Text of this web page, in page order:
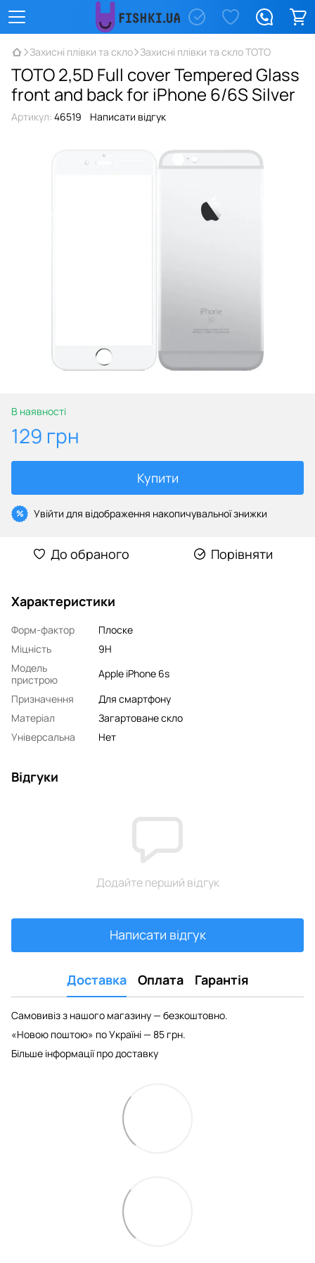
Захисні плівки та скло Захисні плівки та скло TOTO
TOTO 2,5D Full cover Tempered Glass
front and back for iPhone 6/6S Silver
Артикул: 46519 Написати відгук
В наявності
129 грн
Купити
% Увійти для відображення накопичувальної знижки
До обраного Порівняти
Характеристики
Форм-фактор
Плоске
Міцність
9H
Модель
пристрою
Apple iPhone 6s
Призначення
Для смартфону
Матеріал
Загартоване скло
Універсальна
Нет
Відгуки
Додайте перший відгук
Написати відгук
Доставка Оплата Гарантія
Самовивіз з нашого магазину — безкоштовно.
«Новою поштою» по Україні — 85 грн.
Більше інформації про доставку